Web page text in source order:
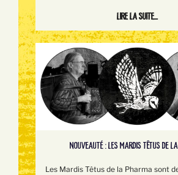
Lire la suite...
NOUVEAUTÉ : LES MARDIS TÊTUS DE
Les Mardis Têtus de la Pharma sont